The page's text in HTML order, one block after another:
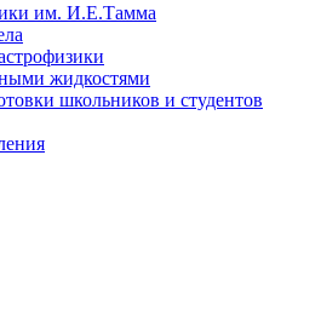
им. И.Е.Тамма
жидкостями
школьников и студентов